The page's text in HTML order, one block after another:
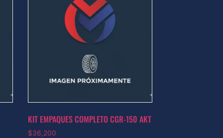
KIT EMPAQUES COMPLETO CGR-150 AKT
$36,200